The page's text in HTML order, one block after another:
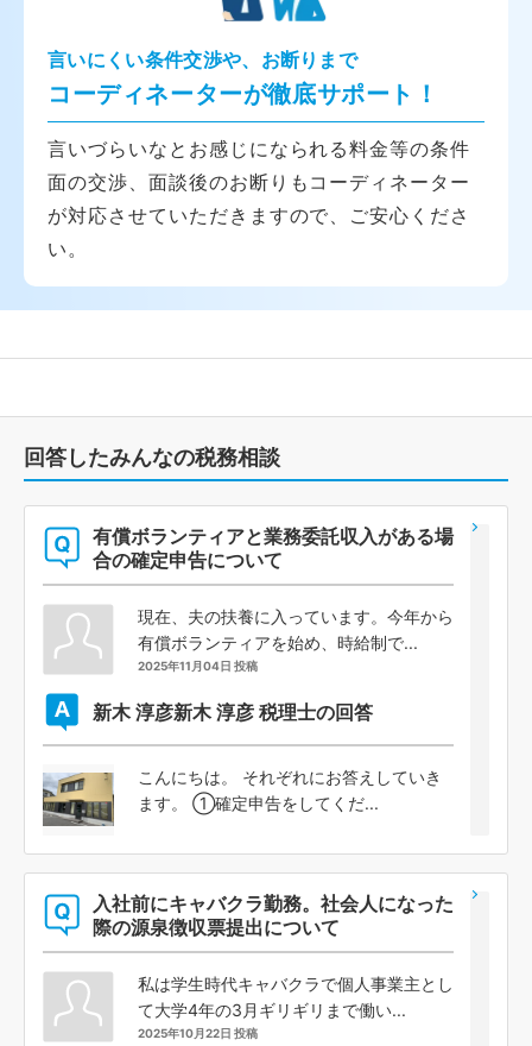
言いにくい条件交渉や、お断りまで
コーディネーターが徹底サポート！
言いづらいなとお感じになられる料金等の条件
面の交渉、面談後のお断りもコーディネーター
が対応させていただきますので、ご安心くださ
い。
回答したみんなの税務相談
有償ボランティアと業務委託収入がある場
合の確定申告について
現在、夫の扶養に入っています。今年から
有償ボランティアを始め、時給制で...
2025年11月04日 投稿
新木 淳彦新木 淳彦 税理士の回答
こんにちは。 それぞれにお答えしていき
ます。 ①確定申告をしてくだ...
入社前にキャバクラ勤務。社会人になった
際の源泉徴収票提出について
私は学生時代キャバクラで個人事業主とし
て大学4年の3月ギリギリまで働い...
2025年10月22日 投稿